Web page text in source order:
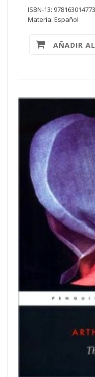
ISBN-13:
Materia: Español
AÑADIR